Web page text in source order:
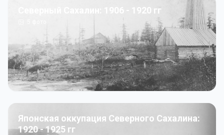
Северный Сахалин: 1906 - 1920 гг
Японская оккупация Северного Сахалина:
1920 - 1925 гг